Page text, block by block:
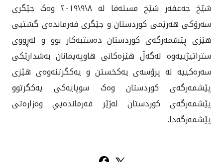
شێخ جەعفەر شێخ مستەفا لە ٨\٩\٢٠١٩ وه‌ک جێگری
سەرۆکی هەرێمی کوردستان و جێگری فەرماندەی گشتيی
هێزی پێشمەرگەی کوردستان ده‌ستبه‌کار بوو و لەڕووی
ستراتیژیيەوە لەگەڵ هێزەکانی هاوپەیمانان بەشدارێکی
سەرەکیيە لە پرۆسەی یەکخستن و یەکگرتنەوەی هێزی
پێشمەرگەی کوردستان وەک سوپایەکی یەکگرتوو
پێشمەرگەی کوردستان له‌ژێر فه‌رمانده‌يي وەزارەتی
پێشمەرگه‌دا.